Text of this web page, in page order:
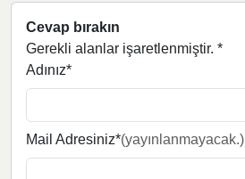
Cevap bırakın
Gerekli alanlar işaretlenmiştir. *
Adınız*
Mail Adresiniz*(yayınlanmayacak.)